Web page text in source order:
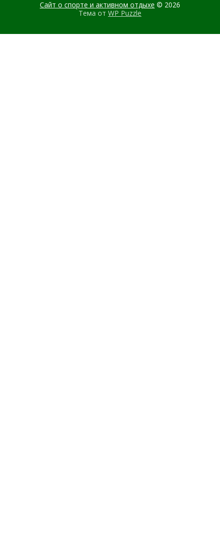
Сайт о спорте и активном отдыхе © 2026
Тема от WP Puzzle